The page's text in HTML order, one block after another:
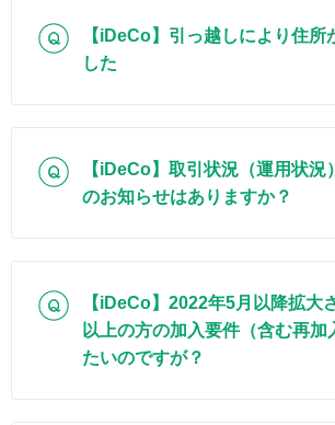
Q【iDeCo】引っ越しにより住所
した
Q【iDeCo】取引状況（運用状況
のお知らせはありますか？
Q【iDeCo】2022年5月以降拡大
以上の方の加入要件（含む再加
たいのですが？